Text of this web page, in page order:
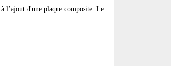
l’ajout d'une plaque composite. Le